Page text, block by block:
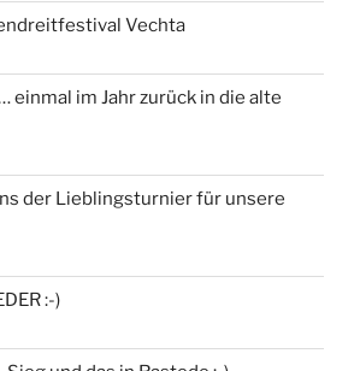
Vechta
einmal im Jahr zurück in die alte
der Lieblingsturnier für unsere
:-)